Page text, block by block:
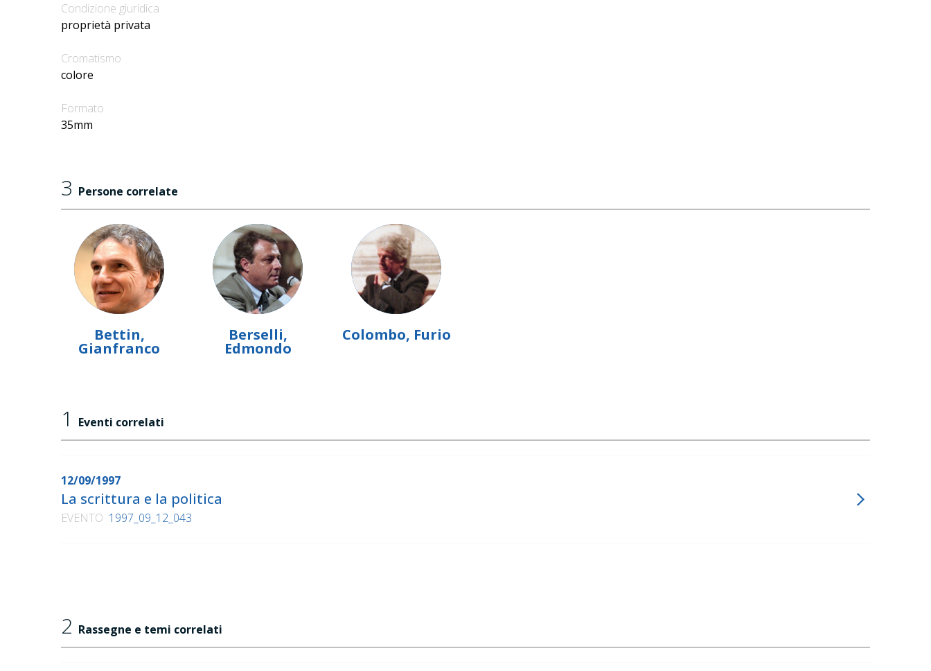
Condizione giuridica
proprietà privata
Cromatismo
colore
Formato
35mm
3 Persone correlate
Bettin,
Gianfranco
Berselli,
Edmondo
Colombo, Furio
1 Eventi correlati
12/09/1997
La scrittura e la politica
EVENTO 1997_09_12_043
2 Rassegne e temi correlati